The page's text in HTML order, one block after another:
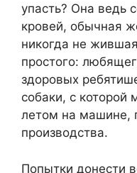
упасть? Она ведь
кровей, обычная
никогда не
простого:
здоровых
собаки, с которой
летом на машине,
производства.
Попытки донести